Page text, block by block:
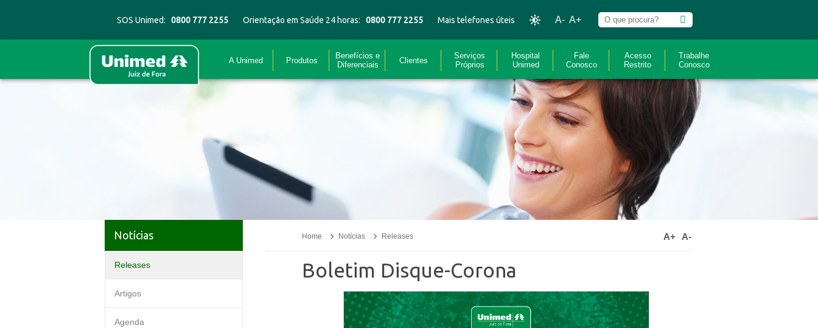
SOS Unimed: 0800 777 2255 Orientação em Saúde 24 horas: 0800 777 2255 Mais telefones úteis A- A+
A Unimed Produtos
Benefícios e
Diferenciais
Clientes
Serviços
Próprios
Hospital
Unimed
Fale
Conosco
Acesso
Restrito
Trabalhe
Conosco
Notícias
Releases
Artigos
Agenda
Home Notícias Releases A+ A-
Boletim Disque-Corona